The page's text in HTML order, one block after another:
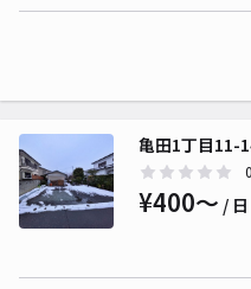
亀田1丁目11-
0
¥400〜 / 日